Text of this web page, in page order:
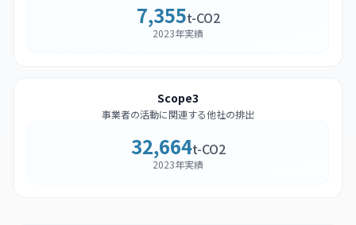
7,355t-CO2
2023年実績
Scope3
事業者の活動に関連する他社の排出
32,664t-CO2
2023年実績